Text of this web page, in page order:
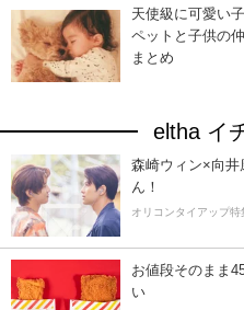
天使級に可愛い
ペットと子供の
まとめ
eltha イ
森崎ウィン×向井
ん！
オリコンタイアップ特
お値段そのまま
い